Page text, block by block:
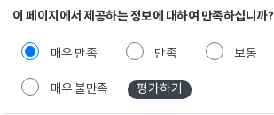
이 페이지에서 제공하는 정보에 대하여 만족하십니까?
매우 만족 만족 보통
매우 불만족